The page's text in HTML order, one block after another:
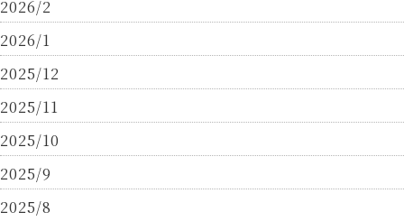
2026/2
2026/1
2025/12
2025/11
2025/10
2025/9
2025/8